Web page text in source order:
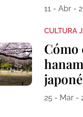
11 - Abr -
CULTURA
Cómo
25 - Mar -